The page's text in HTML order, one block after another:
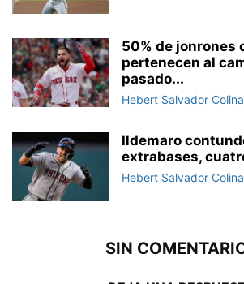
50% de jonrones
pertenecen al
pasado...
Hebert Salvador Colina
Ildemaro
extrabases,
Hebert Salvador Colina
SIN